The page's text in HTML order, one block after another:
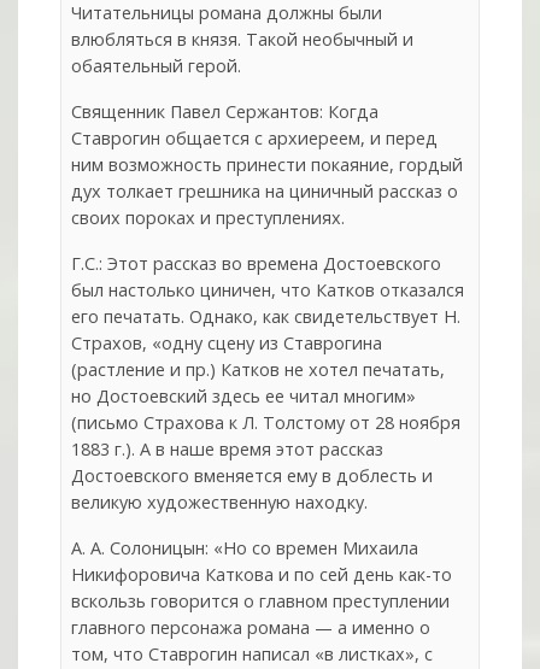
Читательницы романа должны были
влюбляться в князя. Такой необычный и
обаятельный герой.
Священник Павел Сержантов: Когда
Ставрогин общается с архиереем, и перед
ним возможность принести покаяние, гордый
дух толкает грешника на циничный рассказ о
своих пороках и преступлениях.
Г.С.: Этот рассказ во времена Достоевского
был настолько циничен, что Катков отказался
его печатать. Однако, как свидетельствует Н.
Страхов, «одну сцену из Ставрогина
(растление и пр.) Катков не хотел печатать,
но Достоевский здесь ее читал многим»
(письмо Страхова к Л. Толстому от 28 ноября
1883 г.). А в наше время этот рассказ
Достоевского вменяется ему в доблесть и
великую художественную находку.
А. А. Солоницын: «Но со времен Михаила
Никифоровича Каткова и по сей день как-то
вскользь говорится о главном преступлении
главного персонажа романа — а именно о
том, что Ставрогин написал «в листках», с